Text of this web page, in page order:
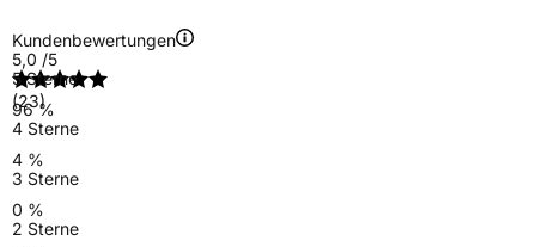
Kundenbewertungen
5,0 /5
(23)
5 Sterne
96 %
4 Sterne
4 %
3 Sterne
0 %
2 Sterne